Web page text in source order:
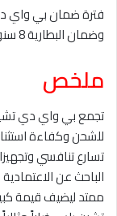
وضمان البطارية 8 سنوات/200,000 كم، أيهما أسبق.
ملخص
تسارع تنافسي
الباحث عن
ممتد ليضيف قيمة